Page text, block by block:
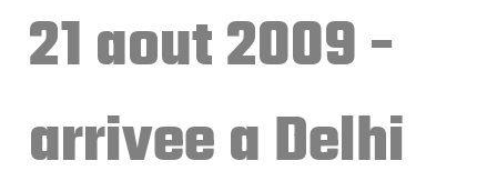
21 aout 2009 -
arrivee a Delhi